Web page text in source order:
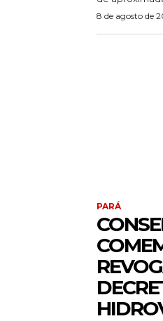
8 de agosto de
PARÁ